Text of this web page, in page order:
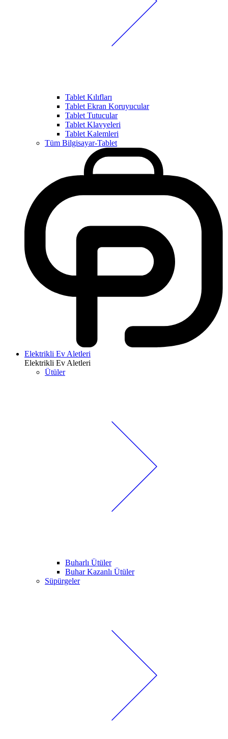
Tablet Kılıfları
Tablet Ekran Koruyucular
Tablet Tutucular
Tablet Klavyeleri
Tablet Kalemleri
Tüm Bilgisayar-Tablet
Elektrikli Ev Aletleri
Elektrikli Ev Aletleri
Ütüler
Buharlı Ütüler
Buhar Kazanlı Ütüler
Süpürgeler